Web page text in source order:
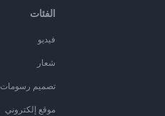
الفئات
فيديو
شعار
تصميم رسومات
موقع إلكتروني